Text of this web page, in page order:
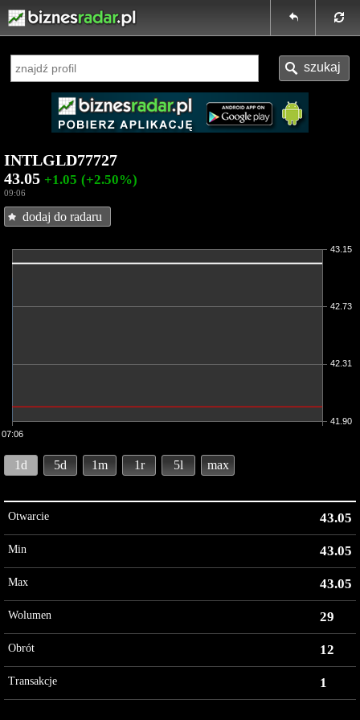
INTLGLD77727
43.05 +1.05 (+2.50%)
09:06
dodaj do radaru
07:06
41.90
42.31
42.73
43.15
1d 5d 1m 1r 5l max
Otwarcie 43.05
Min 43.05
Max 43.05
Wolumen 29
Obrót 12
Transakcje 1